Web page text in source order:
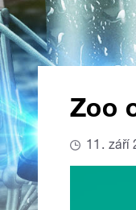
Zoo
11. září